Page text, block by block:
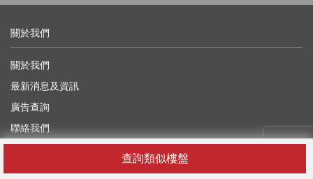
查詢類似樓盤
關於我們
關於我們
最新消息及資訊
廣告查詢
聯絡我們